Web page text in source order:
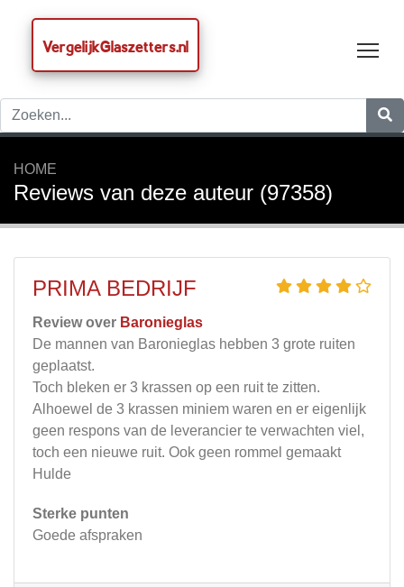
VergelijkGlaszetters.nl
HOME
Reviews van deze auteur (97358)
PRIMA BEDRIJF
Review over Baronieglas
De mannen van Baronieglas hebben 3 grote ruiten
geplaatst.
Toch bleken er 3 krassen op een ruit te zitten.
Alhoewel de 3 krassen miniem waren en er eigenlijk
geen respons van de leverancier te verwachten viel,
toch een nieuwe ruit. Ook geen rommel gemaakt
Hulde
Sterke punten
Goede afspraken